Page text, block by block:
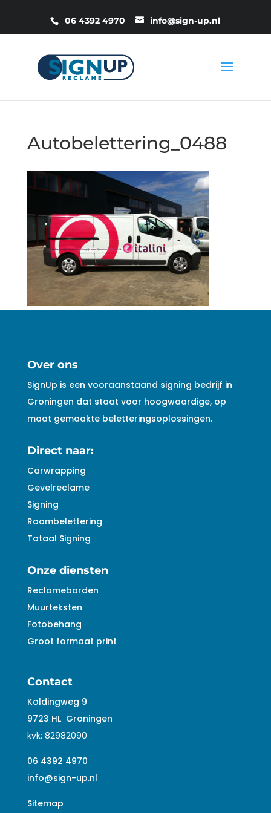
06 4392 4970 info@sign-up.nl
Autobelettering_0488
Over ons
SignUp is een vooraanstaand signing bedrijf in
Groningen dat staat voor hoogwaardige, op
maat gemaakte beletteringsoplossingen.
Direct naar:
Carwrapping
Gevelreclame
Signing
Raambelettering
Totaal Signing
Onze diensten
Reclameborden
Muurteksten
Fotobehang
Groot formaat print
Contact
Koldingweg 9
9723 HL Groningen
kvk: 82982090
06 4392 4970
info@sign-up.nl
Sitemap